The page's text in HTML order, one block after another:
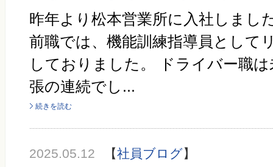
昨年より松本営業所に入社しまし
前職では、機能訓練指導員として
しておりました。 ドライバー職
張の連続でし...
続きを読む
2025.05.12 【社員ブログ】